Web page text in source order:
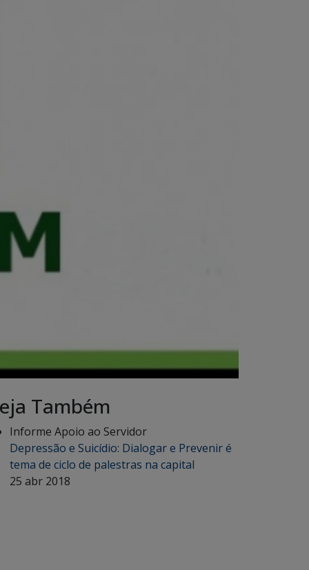
Também
Informe Apoio ao Servidor
Depressão e Suicídio: Dialogar e Prevenir é
tema de ciclo de palestras na capital
25 abr 2018